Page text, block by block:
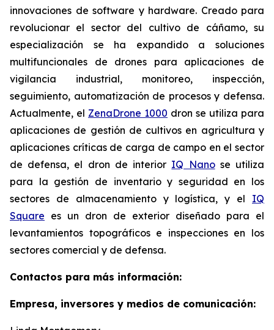
innovaciones de software y hardware. Creado para
revolucionar el sector del cultivo de cáñamo, su
especialización se ha expandido a soluciones
multifuncionales de drones para aplicaciones de
vigilancia industrial, monitoreo, inspección,
seguimiento, automatización de procesos y defensa.
Actualmente, el ZenaDrone 1000 dron se utiliza para
aplicaciones de gestión de cultivos en agricultura y
aplicaciones críticas de carga de campo en el sector
de defensa, el dron de interior IQ Nanose utiliza
para la gestión de inventario y seguridad en los
sectores de almacenamiento y logística, y el IQ
Square es un dron de exterior diseñado para el
levantamientos topográficos e inspecciones en los
sectores comercial y de defensa.
Contactos para más información:
Empresa, inversores y medios de comunicación: